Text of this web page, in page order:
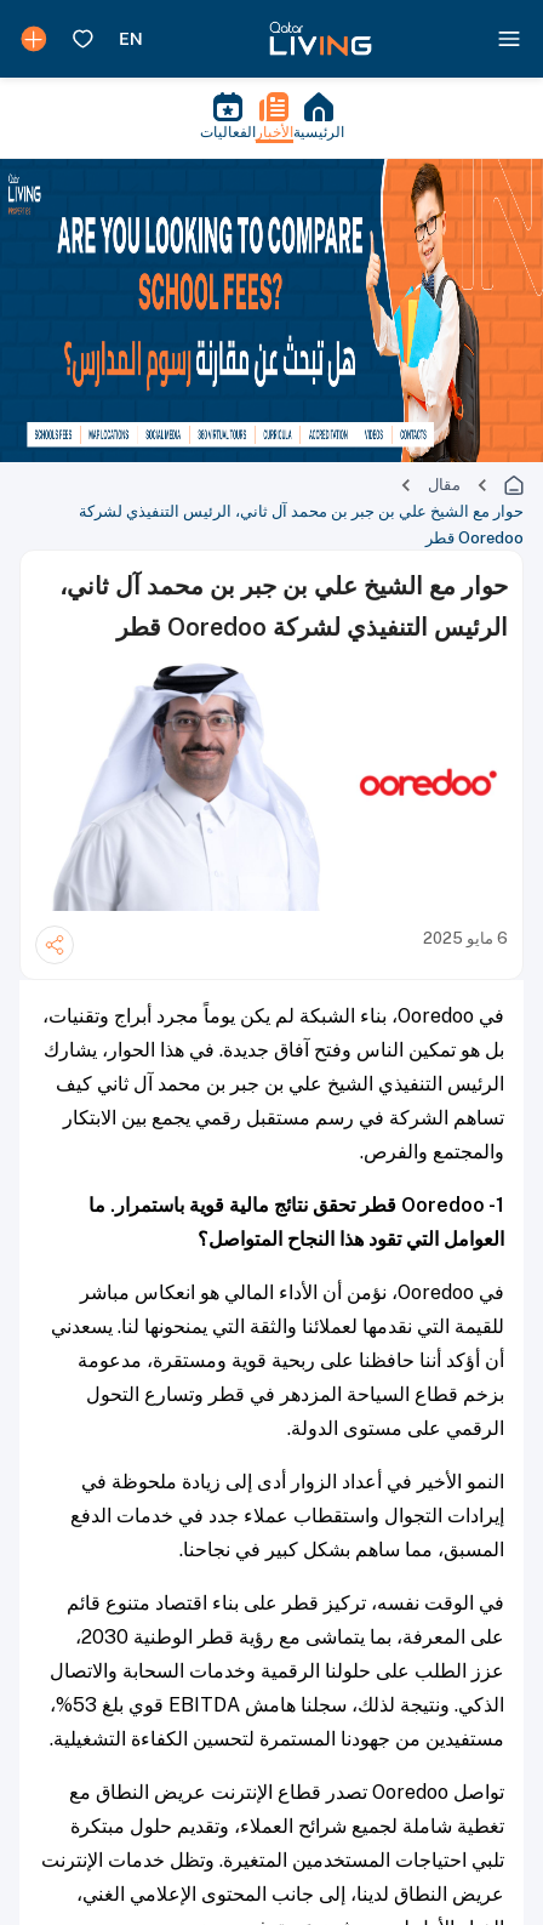
الرئيسية الأخبار الفعاليات
مقال
حوار مع الشيخ علي بن جبر بن محمد آل ثاني، الرئيس التنفيذي لشركة
Ooredoo قطر
حوار مع الشيخ علي بن جبر بن محمد آل ثاني،
الرئيس التنفيذي لشركة Ooredoo قطر
6 مايو 2025
في Ooredoo، بناء الشبكة لم يكن يوماً مجرد أبراج وتقنيات،
بل هو تمكين الناس وفتح آفاق جديدة. في هذا الحوار، يشارك
الرئيس التنفيذي الشيخ علي بن جبر بن محمد آل ثاني كيف
تساهم الشركة في رسم مستقبل رقمي يجمع بين الابتكار
والمجتمع والفرص.
1- Ooredoo قطر تحقق نتائج مالية قوية باستمرار. ما
العوامل التي تقود هذا النجاح المتواصل؟
في Ooredoo، نؤمن أن الأداء المالي هو انعكاس مباشر
للقيمة التي نقدمها لعملائنا والثقة التي يمنحونها لنا. يسعدني
أن أؤكد أننا حافظنا على ربحية قوية ومستقرة، مدعومة
بزخم قطاع السياحة المزدهر في قطر وتسارع التحول
الرقمي على مستوى الدولة.
النمو الأخير في أعداد الزوار أدى إلى زيادة ملحوظة في
إيرادات التجوال واستقطاب عملاء جدد في خدمات الدفع
المسبق، مما ساهم بشكل كبير في نجاحنا.
في الوقت نفسه، تركيز قطر على بناء اقتصاد متنوع قائم
على المعرفة، بما يتماشى مع رؤية قطر الوطنية 2030،
عزز الطلب على حلولنا الرقمية وخدمات السحابة والاتصال
الذكي. ونتيجة لذلك، سجلنا هامش EBITDA قوي بلغ 53%،
مستفيدين من جهودنا المستمرة لتحسين الكفاءة التشغيلية.
تواصل Ooredoo تصدر قطاع الإنترنت عريض النطاق مع
تغطية شاملة لجميع شرائح العملاء، وتقديم حلول مبتكرة
تلبي احتياجات المستخدمين المتغيرة. وتظل خدمات الإنترنت
عريض النطاق لدينا، إلى جانب المحتوى الإعلامي الغني،